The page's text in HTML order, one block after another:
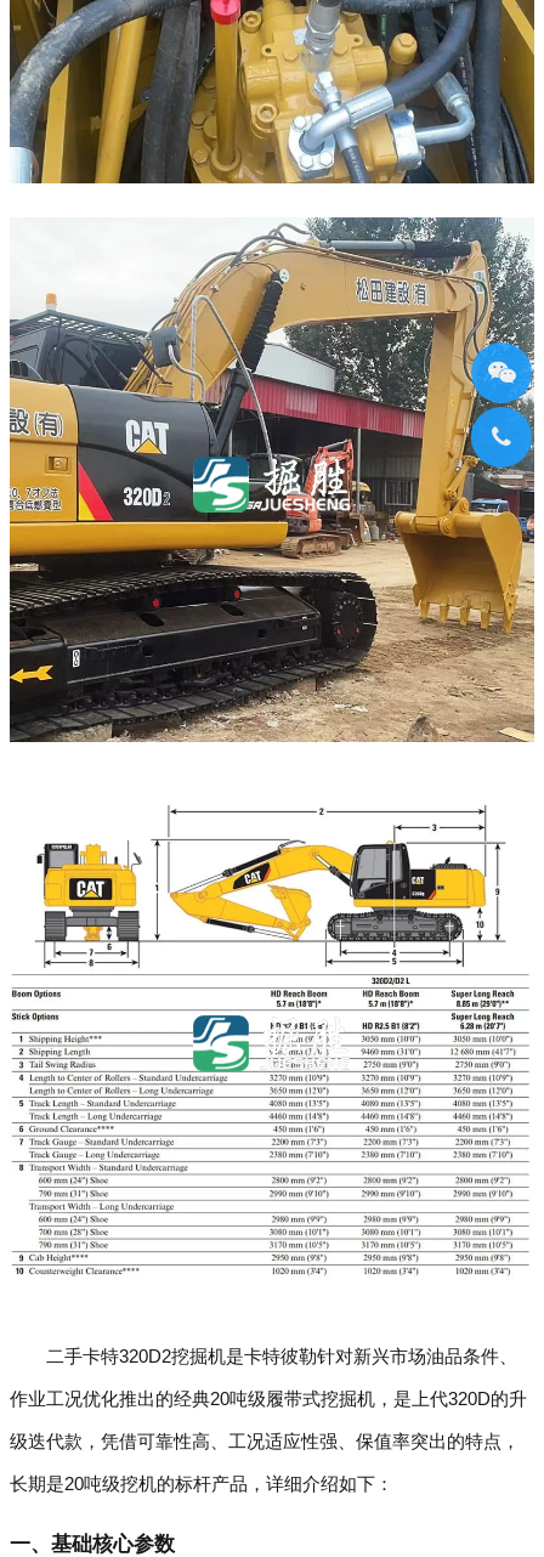
二手卡特320D2挖掘机是卡特彼勒针对新兴市场油品条件、
作业工况优化推出的经典20吨级履带式挖掘机，是上代320D的升
级迭代款，凭借可靠性高、工况适应性强、保值率突出的特点，
长期是20吨级挖机的标杆产品，详细介绍如下：
一、基础核心参数